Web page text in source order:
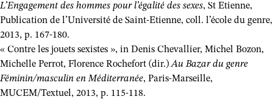
L’Engagement des hommes pour l’égalité des sexes, St Etienne,
Publication de l’Université de Saint-Etienne, coll. l’école du genre,
2013, p. 167-180.
« Contre les jouets sexistes », in Denis Chevallier, Michel Bozon,
Michelle Perrot, Florence Rochefort (dir.)Au Bazar du genre
Féminin/masculin en Méditerranée, Paris-Marseille,
MUCEM/Textuel, 2013, p. 115-118.